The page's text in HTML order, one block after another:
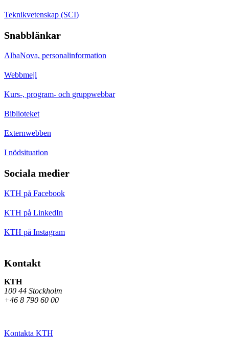
Teknikvetenskap (SCI)
Snabblänkar
AlbaNova, personalinformation
Webbmejl
Kurs-, program- och gruppwebbar
Biblioteket
Externwebben
I nödsituation
Sociala medier
KTH på Facebook
KTH på LinkedIn
KTH på Instagram
Kontakt
KTH
100 44 Stockholm
+46 8 790 60 00
Kontakta KTH